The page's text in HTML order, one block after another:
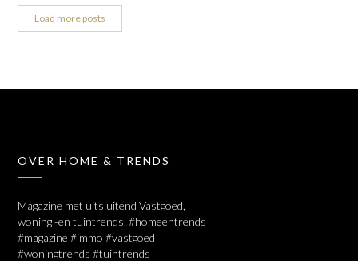
Load more posts
OVER HOME & TRENDS
Magazine met uitsluitend Vastgoed,
woning -en tuintrends. #homeentrends
#magazine #immo #vastgoed
#woningtrends #tuintrends